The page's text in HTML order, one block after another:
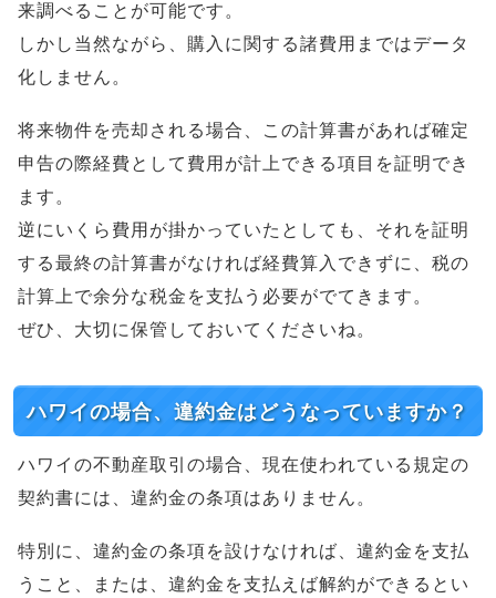
来調べることが可能です。
しかし当然ながら、購入に関する諸費用まではデータ
化しません。
将来物件を売却される場合、この計算書があれば確定
申告の際経費として費用が計上できる項目を証明でき
ます。
逆にいくら費用が掛かっていたとしても、それを証明
する最終の計算書がなければ経費算入できずに、税の
計算上で余分な税金を支払う必要がでてきます。
ぜひ、大切に保管しておいてくださいね。
ハワイの場合、違約金はどうなっていますか？
ハワイの不動産取引の場合、現在使われている規定の
契約書には、違約金の条項はありません。
特別に、違約金の条項を設けなければ、違約金を支払
うこと、または、違約金を支払えば解約ができるとい